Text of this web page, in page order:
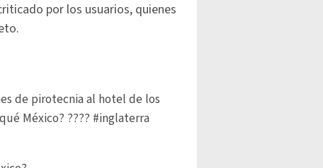
por los usuarios, quienes
de pirotecnia al hotel de los
México? ???? #inglaterra